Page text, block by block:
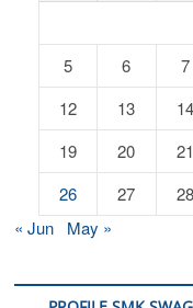
5
6 7
12
13 14
19
20 21
26
27 28
« Jun
May »